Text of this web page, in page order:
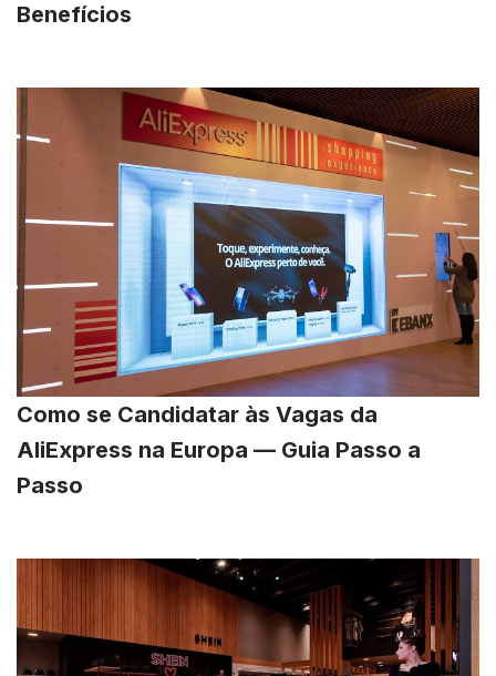
Benefícios
Como se Candidatar às Vagas da
AliExpress na Europa — Guia Passo a
Passo